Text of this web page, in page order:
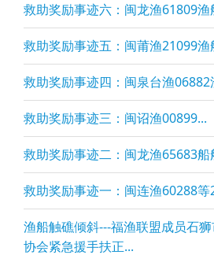
救助奖励事迹六：闽龙渔61809渔
救助奖励事迹五：闽莆渔21099渔
救助奖励事迹四：闽泉台渔06882
救助奖励事迹三：闽诏渔00899...
救助奖励事迹二：闽龙渔65683船
救助奖励事迹一：闽连渔60288等
渔船触礁倾斜---福渔联盟成员石
协会紧急援手扶正...